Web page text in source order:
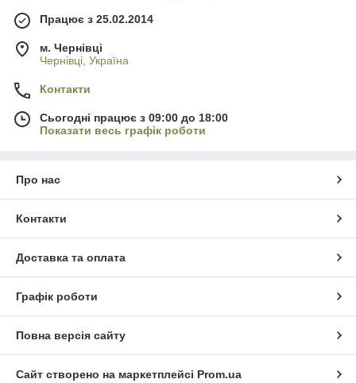
Працює з 25.02.2014
м. Чернівці
Чернівці, Україна
Контакти
Сьогодні працює з 09:00 до 18:00
Показати весь графік роботи
Про нас
Контакти
Доставка та оплата
Графік роботи
Повна версія сайту
Сайт створено на маркетплейсі Prom.ua